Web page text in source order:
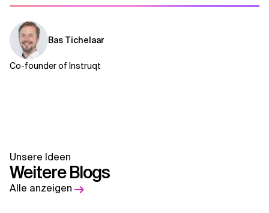
Bas Tichelaar
Co-founder of Instruqt
Unsere Ideen
Weitere Blogs
Alle anzeigen